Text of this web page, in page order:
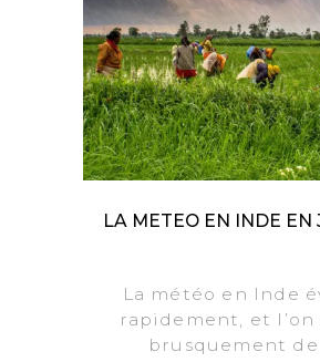
LA METEO EN INDE EN
La météo en Inde
rapidement, et l’on
brusquement de